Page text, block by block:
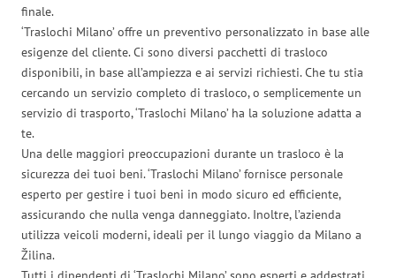
finale.
‘Traslochi Milano’ offre un preventivo personalizzato in base alle
esigenze del cliente. Ci sono diversi pacchetti di trasloco
disponibili, in base all’ampiezza e ai servizi richiesti. Che tu stia
cercando un servizio completo di trasloco, o semplicemente un
servizio di trasporto, ‘Traslochi Milano’ ha la soluzione adatta a
te.
Una delle maggiori preoccupazioni durante un trasloco è la
sicurezza dei tuoi beni. ‘Traslochi Milano’ fornisce personale
esperto per gestire i tuoi beni in modo sicuro ed efficiente,
assicurando che nulla venga danneggiato. Inoltre, l’azienda
utilizza veicoli moderni, ideali per il lungo viaggio da Milano a
Žilina.